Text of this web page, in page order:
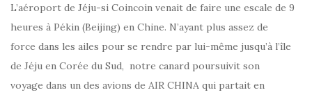
L’aéroport de Jéju-si Coincoin venait de faire une escale de 9
heures à Pékin (Beijing) en Chine. N’ayant plus assez de
force dans les ailes pour se rendre par lui-même jusqu’à l’île
de Jéju en Corée du Sud, notre canard poursuivit son
voyage dans un des avions de AIR CHINA qui partait en